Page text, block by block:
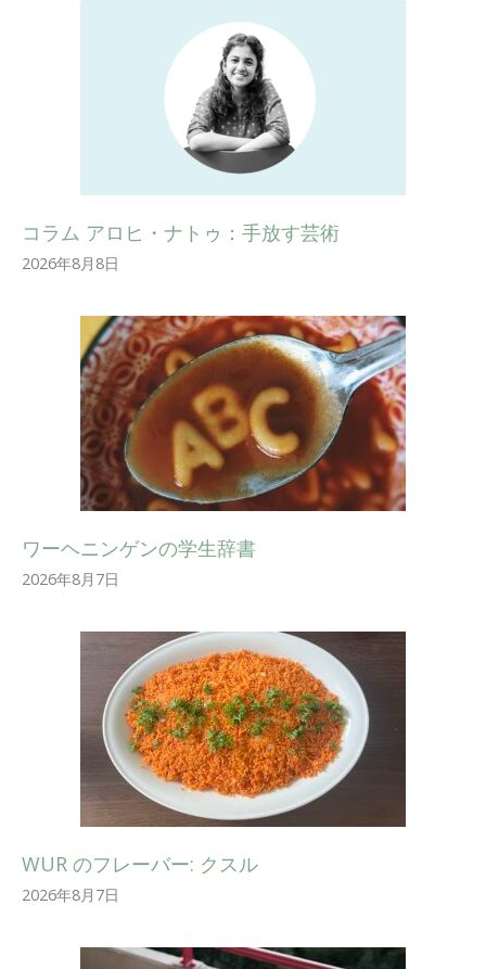
コラム アロヒ・ナトゥ：手放す芸術
2026年8月8日
ワーヘニンゲンの学生辞書
2026年8月7日
WUR のフレーバー: クスル
2026年8月7日